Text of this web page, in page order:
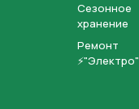
Сезонное
хранение
Ремонт
⚡"Электро"